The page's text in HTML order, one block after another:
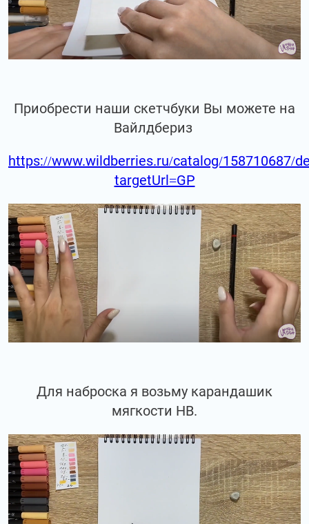
Приобрести наши скетчбуки Вы можете на
Вайлдбериз
https://www.wildberries.ru/catalog/158710687/
targetUrl=GP
Для наброска я возьму карандашик
мягкости НВ.